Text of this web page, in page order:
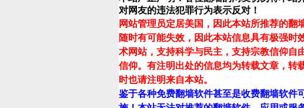
对网友的违法犯罪行为表示反对！
网站管理员定居美国，因此本站所推荐的
随时有可能失效，因此本站信息具有极强时
术网站，支持科学与民主，支持宗教信仰自
信仰。有注明出处的信息均为转载文章，转
时也请注明来自本站。
鉴于各种免费翻墙软件甚至是收费翻墙软件